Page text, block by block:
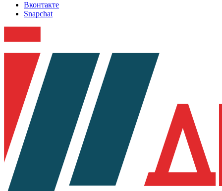
Вконтакте
Snapchat